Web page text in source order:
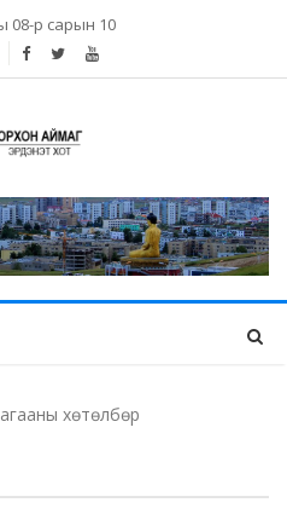
08-р сарын 10
хөтөлбөр